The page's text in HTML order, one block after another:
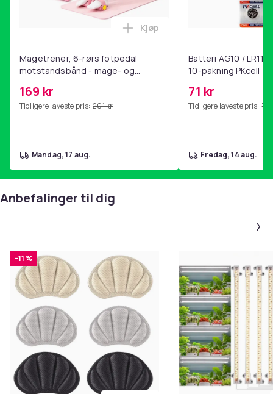
- Spenning: 5V
- Strømstyrke: 2A
- Kompatibilitet: Alle USB-enheter
- Type: Erstatningslader
- Ikke original
37bb00e1-eb56-5976-b293-6b64ec67d5b0
Produktsikkerhetsinformasjon
Magetrener, 6-rørs fotpedal
motstandsbånd - mage- og
hjemmegymnastikk Pink
169 kr
Tidligere laveste pris: 201 kr
Legg Magetrener, 6-rørs
Kjøp
mandag, 17 aug.
Batteri AG10 /
10-pakning PKcell
71 kr
Tidligere laveste pris: 76
fredag, 14 aug.
Anbefalinger til dig
-11 %